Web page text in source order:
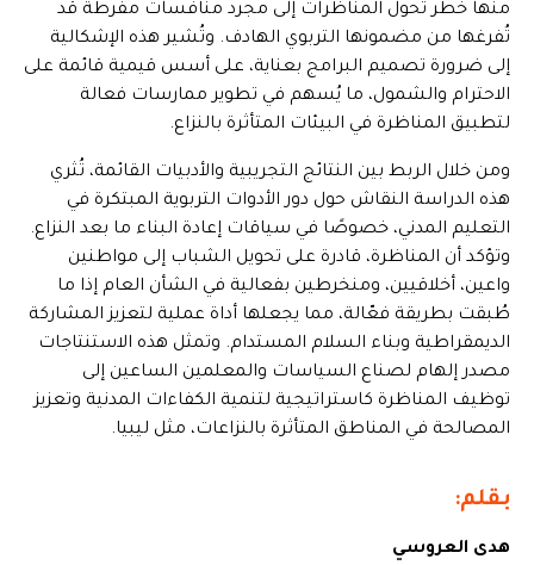
منها خطر تحول المناظرات إلى مجرد منافسات مفرطة قد
تُفرغها من مضمونها التربوي الهادف. وتُشير هذه الإشكالية
إلى ضرورة تصميم البرامج بعناية، على أسس قيمية قائمة على
الاحترام والشمول، ما يُسهم في تطوير ممارسات فعالة
لتطبيق المناظرة في البيئات المتأثرة بالنزاع.
ومن خلال الربط بين النتائج التجريبية والأدبيات القائمة، تُثري
هذه الدراسة النقاش حول دور الأدوات التربوية المبتكرة في
التعليم المدني، خصوصًا في سياقات إعادة البناء ما بعد النزاع.
وتؤكد أن المناظرة، قادرة على تحويل الشباب إلى مواطنين
واعين، أخلاقيين، ومنخرطين بفعالية في الشأن العام إذا ما
طُبقت بطريقة فعّالة، مما يجعلها أداة عملية لتعزيز المشاركة
الديمقراطية وبناء السلام المستدام. وتمثل هذه الاستنتاجات
مصدر إلهام لصناع السياسات والمعلمين الساعين إلى
توظيف المناظرة كاستراتيجية لتنمية الكفاءات المدنية وتعزيز
المصالحة في المناطق المتأثرة بالنزاعات، مثل ليبيا.
بقلم:
هدى العروسي